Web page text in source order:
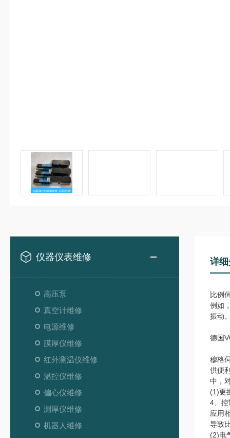
仪器仪表维修
高压泵
真空计维修
电源维修
膜厚仪维修
红外测温仪维修
温控仪维修
偏心仪维修
测厚仪维修
机器人维修
详
比例
例如
振动
德国
穆格
供便
中，
(1)更
4、控
应用
导致
(2)电